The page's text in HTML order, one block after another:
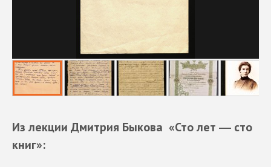
Из лекции Дмитрия Быкова «Сто лет ― сто
книг»: